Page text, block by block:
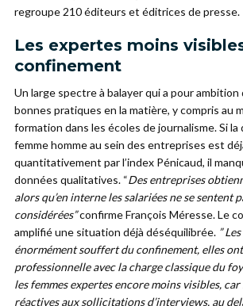
regroupe 210 éditeurs et éditrices de presse.
Les expertes moins
confinement
Un large spectre à balayer qui a pour ambition
bonnes pratiques en la matière, y compris au
formation dans les écoles de journalisme. Si la
femme homme au sein des entreprises est
quantitativement par l’index Pénicaud, il
données qualitatives. “Des entreprises
alors qu’en interne les salariées ne se sentent
considérées”confirme François Méresse. Le
amplifié une situation déjà déséquilibrée. ”
énormément souffert du confinement, elles
professionnelle avec la charge classique du
les femmes expertes encore moins visibles,
réactives aux sollicitations d’interviews, au